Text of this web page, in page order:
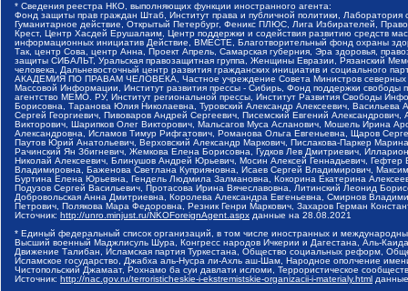
* Сведения реестра НКО, выполняющих функции иностранного агента:
Фонд защиты прав граждан Штаб, Институт права и публичной политики,
Гуманитарное действие, Открытый Петербург, Феникс ПЛЮС, Лига Избирателей,
Крест, Центр Хасдей Ерушалаим, Центр поддержки и содействия развитию средств
информационных инициатив Действие, ВМЕСТЕ, Благотворительный фонд охраны
Так, центр Сова, центр Анна, Проект Апрель, Самарская губерния, Эра здоровья,
защиты СИБАЛЬТ, Уральская правозащитная группа, Женщины Евразии, Рязанский
человека, Дальневосточный центр развития гражданских инициатив и социального
АКАДЕМИЯ ПО ПРАВАМ ЧЕЛОВЕКА, Частное учреждение Совета Министров северных
Массовой Информации, Институт развития прессы - Сибирь, Фонд поддержки
агентство МЕМО. РУ, Институт региональной прессы, Институт Развития Свободы
Борисовна, Таранова Юлия Николаевна, Туровский Александр Алексеевич,
Сергей Георгиевич, Пивоваров Андрей Сергеевич, Писемский Евгений
Викторович, Шарипков Олег Викторович, Мальсагов Муса Асланович, Мошель Ирина
Александровна, Исламов Тимур Рифгатович, Романова Ольга Евгеньевна, Щаров
Паутов Юрий Анатольевич, Верховский Александр Маркович, Пислакова-Паркер
Рачинский Ян Збигневич, Жемкова Елена Борисовна, Гудков Лев Дмитриевич,
Николай Алексеевич, Блинушов Андрей Юрьевич, Мосин Алексей Геннадьевич,
Владимировна, Баженова Светлана Куприяновна, Исаев Сергей Владимирович,
Буртина Елена Юрьевна, Гендель Людмила Залмановна, Кокорина Екатерина
Подузов Сергей Васильевич, Протасова Ирина Вячеславовна, Литинский Леонид
Добровольская Анна Дмитриевна, Королева Александра Евгеньевна, Смирнов
Петрович, Полякова Мара Федоровна, Резник Генри Маркович, Захаров Герман
Источник: http://unro.minjust.ru/NKOForeignAgent.aspx данные на 28.08.2021
* Единый федеральный список организаций, в том числе иностранных и
Высший военный Маджлисуль Шура, Конгресс народов Ичкерии и Дагестана, Аль-
Движение Талибан, Исламская партия Туркестана, Общество социальных реформ,
Исламское государство, Джабха аль-Нусра ли-Ахль аш-Шам, Народное ополчение
Чистопольский Джамаат, Рохнамо ба суи давлати исломи, Террористическое
Источник: http://nac.gov.ru/terroristicheskie-i-ekstremistskie-organizacii-i-materialy.html